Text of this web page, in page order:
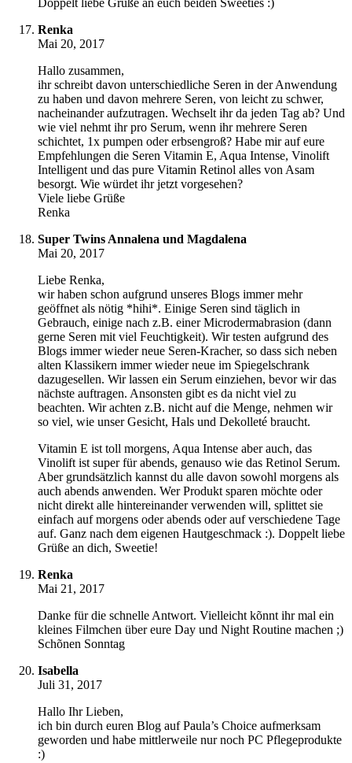
Doppelt liebe Grüße an euch beiden Sweeties :)
Renka
Mai 20, 2017
Hallo zusammen,
ihr schreibt davon unterschiedliche Seren in der Anwendung
zu haben und davon mehrere Seren, von leicht zu schwer,
nacheinander aufzutragen. Wechselt ihr da jeden Tag ab? Und
wie viel nehmt ihr pro Serum, wenn ihr mehrere Seren
schichtet, 1x pumpen oder erbsengroß? Habe mir auf eure
Empfehlungen die Seren Vitamin E, Aqua Intense, Vinolift
Intelligent und das pure Vitamin Retinol alles von Asam
besorgt. Wie würdet ihr jetzt vorgesehen?
Viele liebe Grüße
Renka
Super Twins Annalena und Magdalena
Mai 20, 2017
Liebe Renka,
wir haben schon aufgrund unseres Blogs immer mehr
geöffnet als nötig *hihi*. Einige Seren sind täglich in
Gebrauch, einige nach z.B. einer Microdermabrasion (dann
gerne Seren mit viel Feuchtigkeit). Wir testen aufgrund des
Blogs immer wieder neue Seren-Kracher, so dass sich neben
alten Klassikern immer wieder neue im Spiegelschrank
dazugesellen. Wir lassen ein Serum einziehen, bevor wir das
nächste auftragen. Ansonsten gibt es da nicht viel zu
beachten. Wir achten z.B. nicht auf die Menge, nehmen wir
so viel, wie unser Gesicht, Hals und Dekolleté braucht.
Vitamin E ist toll morgens, Aqua Intense aber auch, das
Vinolift ist super für abends, genauso wie das Retinol Serum.
Aber grundsätzlich kannst du alle davon sowohl morgens als
auch abends anwenden. Wer Produkt sparen möchte oder
nicht direkt alle hintereinander verwenden will, splittet sie
einfach auf morgens oder abends oder auf verschiedene Tage
auf. Ganz nach dem eigenen Hautgeschmack :). Doppelt liebe
Grüße an dich, Sweetie!
Renka
Mai 21, 2017
Danke für die schnelle Antwort. Vielleicht kõnnt ihr mal ein
kleines Filmchen über eure Day und Night Routine machen ;)
Schõnen Sonntag
Isabella
Juli 31, 2017
Hallo Ihr Lieben,
ich bin durch euren Blog auf Paula’s Choice aufmerksam
geworden und habe mittlerweile nur noch PC Pflegeprodukte
:)